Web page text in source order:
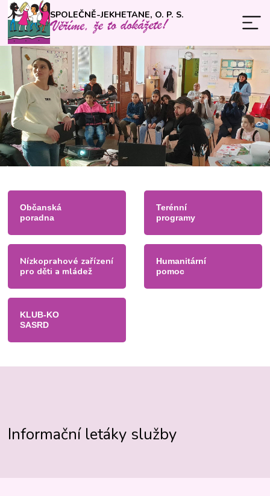
SPOLEČNĚ-JEKHETANE, O. P. S.
Občanská
poradna
Terénní
programy
Nízkoprahové zařízení
pro děti a mládež
Humanitární
pomoc
KLUB-KO
SASRD
Informační letáky služby